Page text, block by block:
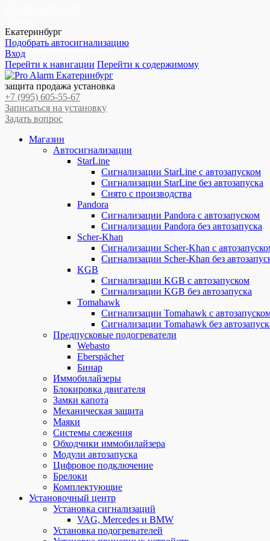
Екатеринбург
Подобрать автосигнализацию
Вход
Перейти к навигации Перейти к содержимому
защита продажа установка
+7 (995) 605-55-67
Записаться на установку
Задать вопрос
Магазин
Автосигнализации
StarLine
Сигнализации StarLine с автозапуском
Сигнализации StarLine без автозапуска
Снято с производства
Pandora
Сигнализации Pandora с автозапуском
Сигнализации Pandora без автозапуска
Scher-Khan
Сигнализации Scher-Khan с
Сигнализации Scher-Khan без
KGB
Сигнализации KGB с автозапуском
Сигнализации KGB без автозапуска
Tomahawk
Сигнализации Tomahawk с
Сигнализации Tomahawk без
Предпусковые подогреватели
Webasto
Eberspächer
Бинар
Иммобилайзеры
Блокировка двигателя
Замки капота
Механическая защита
Маяки
Системы слежения
Обходчики иммобилайзера
Модули автозапуска
Цифровое подключение
Брелоки
Комплектующие
Установочный центр
Установка сигнализаций
VAG, Mercedes и BMW
Установка подогревателей